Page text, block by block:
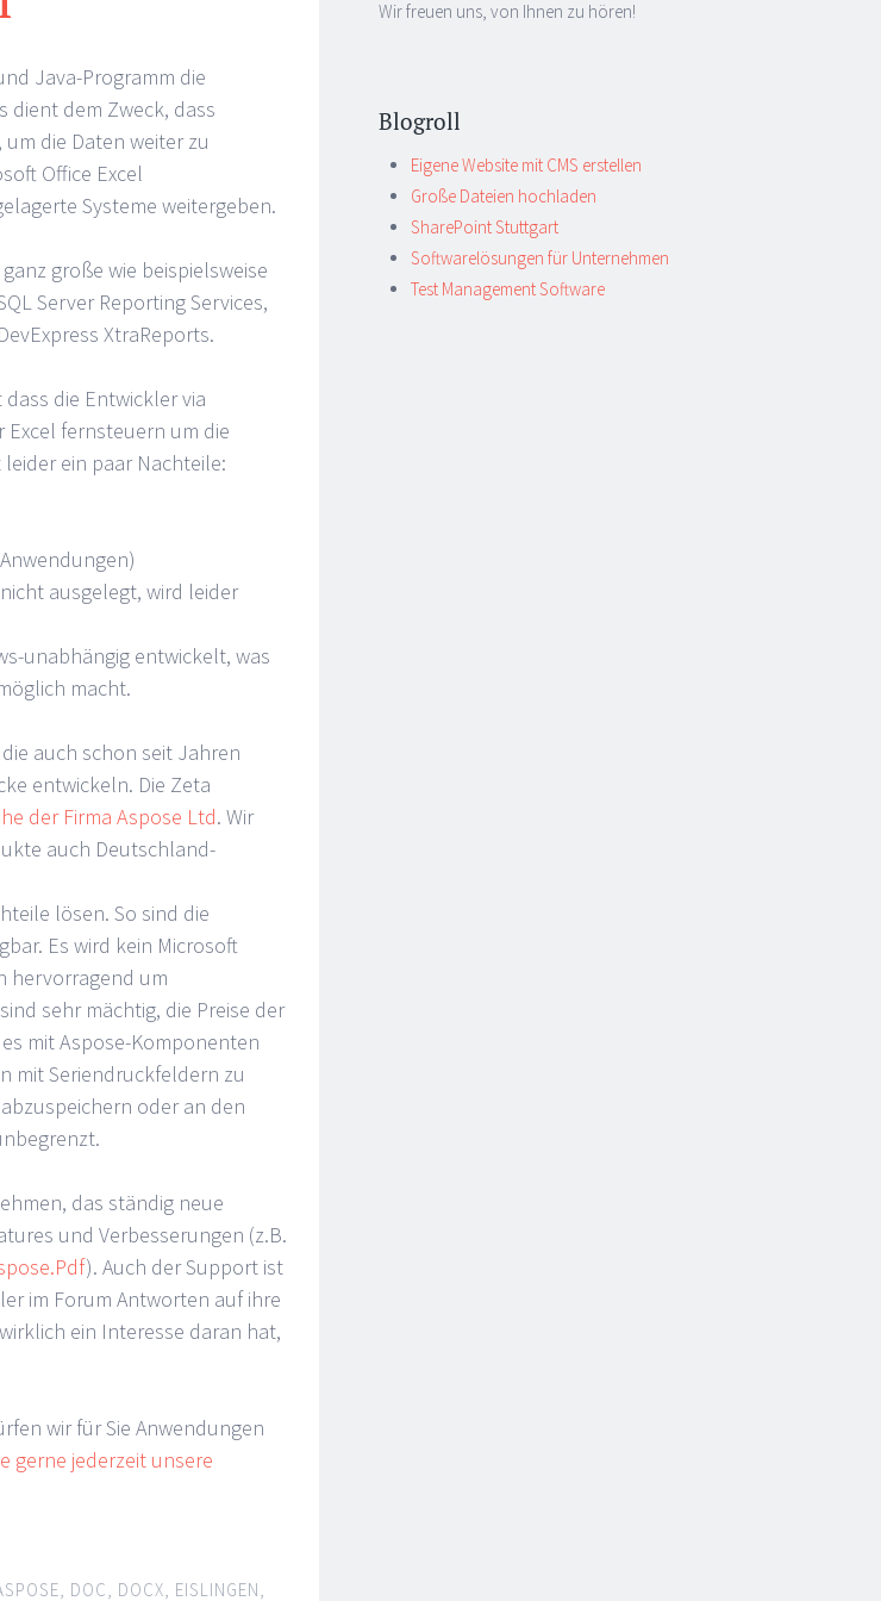
Java-Programm die
dient dem Zweck, dass
die Daten weiter zu
Office Excel
Systeme weitergeben.
große wie beispielsweise
Server Reporting Services,
XtraReports.
die Entwickler via
Excel fernsteuern um die
ein paar Nachteile:
ausgelegt, wird leider
unabhängig entwickelt, was
macht.
auch schon seit Jahren
entwickeln. Die Zeta
der Firma Aspose Ltd. Wir
auch Deutschland-
lösen. So sind die
Es wird kein Microsoft
hervorragend um
sehr mächtig, die Preise der
mit Aspose-Komponenten
mit Seriendruckfeldern zu
oder an den
das ständig neue
und Verbesserungen (z.B.
). Auch der Support ist
im Forum Antworten auf ihre
ein Interesse daran hat,
wir für Sie Anwendungen
gerne jederzeit unsere
, DOC, DOCX, EISLINGEN,
Wir freuen uns, von Ihnen zu hören!
Blogroll
Eigene Website mit CMS erstellen
Große Dateien hochladen
SharePoint Stuttgart
Softwarelösungen für Unternehmen
Test Management Software